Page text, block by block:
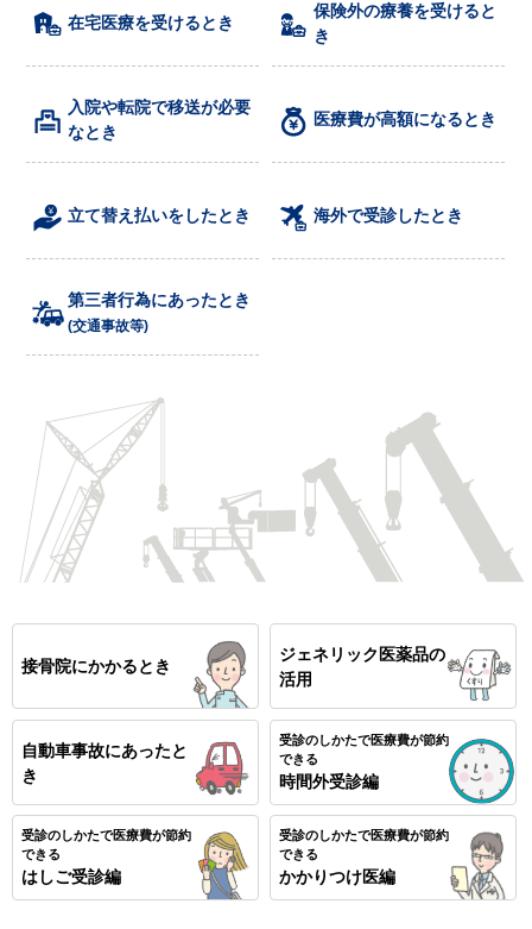
健康管理
2026年02月10日
40歳未満配偶者健診の変更について
公告
重要
2025年12月05日
INFO
2025年04月07日
25年度禁煙外来治療費用補助について
重要：ご家族が就職されたときは、手続きが必要です。
在宅医療を受けるとき
保険外の療養を受けると
き
入院や転院で移送が必要
なとき
医療費が高額になるとき
立て替え払いをしたとき 海外で受診したとき
第三者行為にあったとき
(交通事故等)
接骨院にかかるとき
ジェネリック医薬品の
活用
自動車事故にあったと
き
受診のしかたで医療費が節約
できる
時間外受診編
受診のしかたで医療費が節約
できる
はしご受診編
受診のしかたで医療費が節約
できる
かかりつけ医編